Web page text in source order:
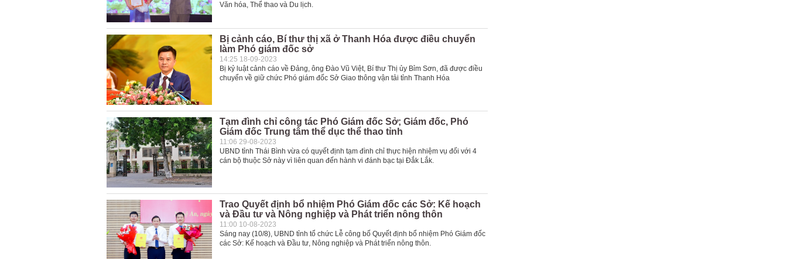
Văn hóa, Thể thao và Du lịch.
Bị cảnh cáo, Bí thư thị xã ở Thanh Hóa được điều chuyển
làm Phó giám đốc sở
14:25 18-09-2023
Bị kỷ luật cảnh cáo về Đảng, ông Đào Vũ Việt, Bí thư Thị ủy Bỉm Sơn, đã được điều
chuyển về giữ chức Phó giám đốc Sở Giao thông vận tải tỉnh Thanh Hóa
Tạm đình chỉ công tác Phó Giám đốc Sở; Giám đốc, Phó
Giám đốc Trung tâm thể dục thể thao tỉnh
11:06 29-08-2023
UBND tỉnh Thái Bình vừa có quyết định tạm đình chỉ thực hiện nhiệm vụ đối với 4
cán bộ thuộc Sở này vì liên quan đến hành vi đánh bạc tại Đắk Lắk.
Trao Quyết định bổ nhiệm Phó Giám đốc các Sở: Kế hoạch
và Đầu tư và Nông nghiệp và Phát triển nông thôn
11:00 10-08-2023
Sáng nay (10/8), UBND tỉnh tổ chức Lễ công bố Quyết định bổ nhiệm Phó Giám đốc
các Sở: Kế hoạch và Đầu tư, Nông nghiệp và Phát triển nông thôn.